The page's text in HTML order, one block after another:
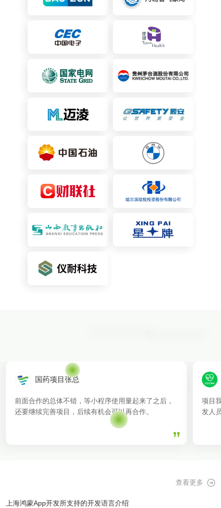
国药项目张总
前面合作的总体不错，等小程序使用量起来了之后，
还要继续完善项目，后续有机会可以再合作。
项目
发人
查看更多
上海鸿蒙App开发所支持的开发语言介绍